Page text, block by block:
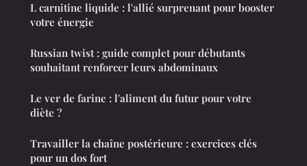
L carnitine liquide : l'allié surprenant pour booster
votre énergie
Russian twist : guide complet pour débutants
souhaitant renforcer leurs abdominaux
Le ver de farine : l'aliment du futur pour votre
diète ?
Travailler la chaîne postérieure : exercices clés
pour un dos fort